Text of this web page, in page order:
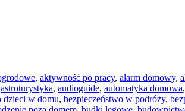
, aktywność po pracy, alarm domowy,
astroturystyka, audioguide, automatyka domowa,
dzieci w domu, bezpieczeństwo w podróży,